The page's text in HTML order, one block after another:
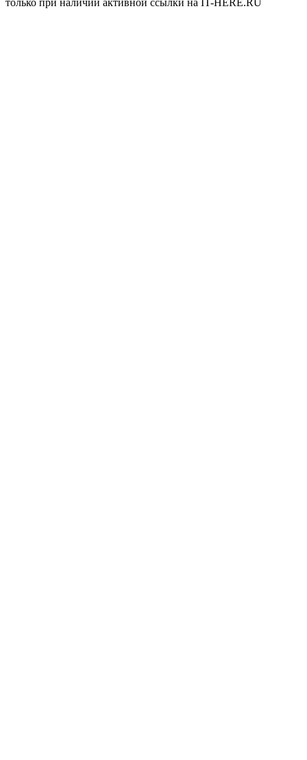
только при наличии активной ссылки на IT-HERE.RU